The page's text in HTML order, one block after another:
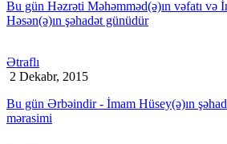
Bu gün Həzrəti Məhəmməd(ə)ın vəfatı və
Həsən(ə)ın şəhadət günüdür
Ətraflı
2 Dekabr, 2015
Bu gün Ərbəindir - İmam Hüsey(ə)ın
mərasimi